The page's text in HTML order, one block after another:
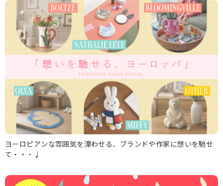
ヨーロピアンな雰囲気を漂わせる、ブランドや作家に想いを馳せ
て・・・♩